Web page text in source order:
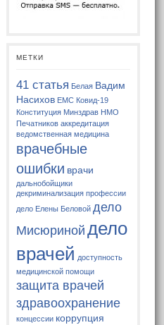
МЕТКИ
41 статья Белая Вадим
Насихов ЕМС Ковид-19
Конституция Минздрав НМО
Печатников аккредитация
ведомственная медицина
врачебные
ошибки врачи
дальнобойщики
декриминализация профессии
дело Елены Беловой дело
Мисюриной дело
врачей доступность
медицинской помощи
защита врачей
здравоохранение
концессии коррупция